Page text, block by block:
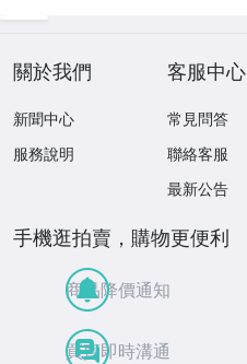
關於我們
新聞中心
服務說明
客服中心
常見問答
聯絡客服
最新公告
手機逛拍賣，購物更便利
商品降價通知
買賣即時溝通